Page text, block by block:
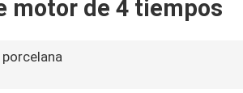
motor de 4 tiempos
porcelana